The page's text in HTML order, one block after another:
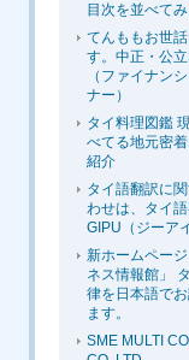
目次を並べて
てんももお世
す。中正・公
（ファイナン
ナー）
タイ料理図鑑
べてる地元密
紹介
タイ語翻訳に
わせは、タイ
GIPU（ジーア
新ホームペー
ネス情報館」
律を日本語で
ます。
SME MULTI